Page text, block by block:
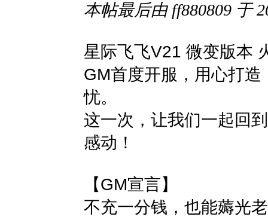
本帖最后由 ff880809 于
星际飞飞V21 微变版本
GM首度开服，用心打
忧。
这一次，让我们一起回
感动！
【GM宣言】
不充一分钱，也能薅光